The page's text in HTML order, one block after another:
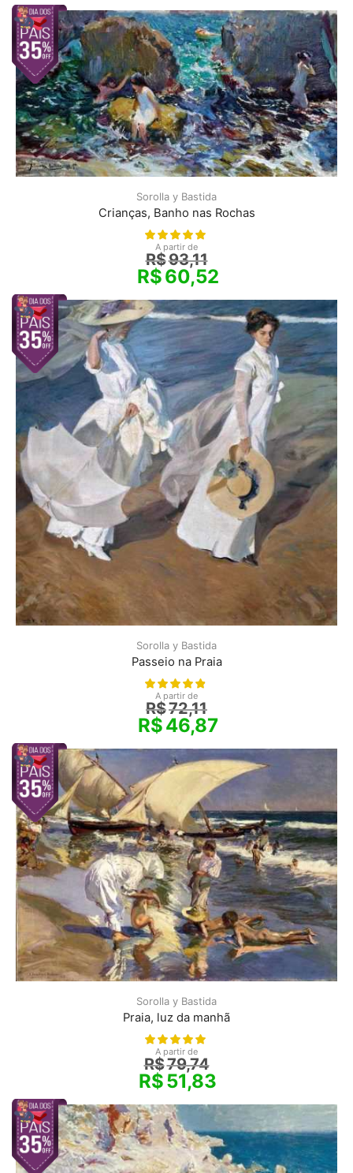
Sorolla y Bastida
Crianças, Banho nas Rochas
A partir de
R$93,11
R$60,52
Sorolla y Bastida
Passeio na Praia
A partir de
R$72,11
R$46,87
Sorolla y Bastida
Praia, luz da manhã
A partir de
R$79,74
R$51,83